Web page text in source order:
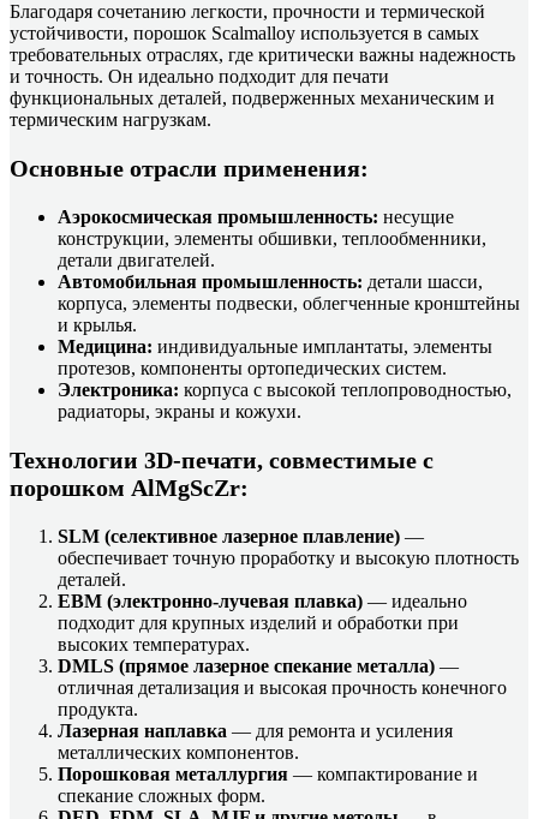
Благодаря сочетанию легкости, прочности и термической
устойчивости, порошок Scalmalloy используется в самых
требовательных отраслях, где критически важны надежность
и точность. Он идеально подходит для печати
функциональных деталей, подверженных механическим и
термическим нагрузкам.
Основные отрасли применения:
Аэрокосмическая промышленность: несущие
конструкции, элементы обшивки, теплообменники,
детали двигателей.
Автомобильная промышленность: детали шасси,
корпуса, элементы подвески, облегченные кронштейны
и крылья.
Медицина: индивидуальные имплантаты, элементы
протезов, компоненты ортопедических систем.
Электроника: корпуса с высокой теплопроводностью,
радиаторы, экраны и кожухи.
Технологии 3D-печати, совместимые с
порошком AlMgScZr:
SLM (селективное лазерное плавление) —
обеспечивает точную проработку и высокую плотность
деталей.
EBM (электронно-лучевая плавка) — идеально
подходит для крупных изделий и обработки при
высоких температурах.
DMLS (прямое лазерное спекание металла) —
отличная детализация и высокая прочность конечного
продукта.
Лазерная наплавка — для ремонта и усиления
металлических компонентов.
Порошковая металлургия — компактирование и
спекание сложных форм.